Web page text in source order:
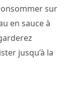
sur
en sauce à
jusqu’à la